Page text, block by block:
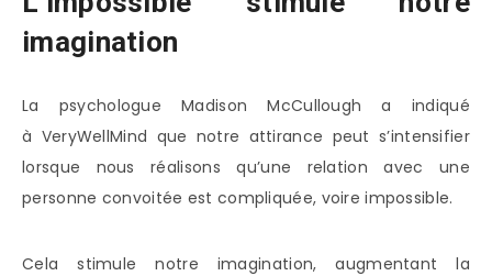
imagination
La psychologue Madison McCullough a indiqué
à VeryWellMind que notre attirance peut s’intensifier
lorsque nous réalisons qu’une relation avec une
personne convoitée est compliquée, voire impossible.
Cela stimule notre imagination, augmentant la